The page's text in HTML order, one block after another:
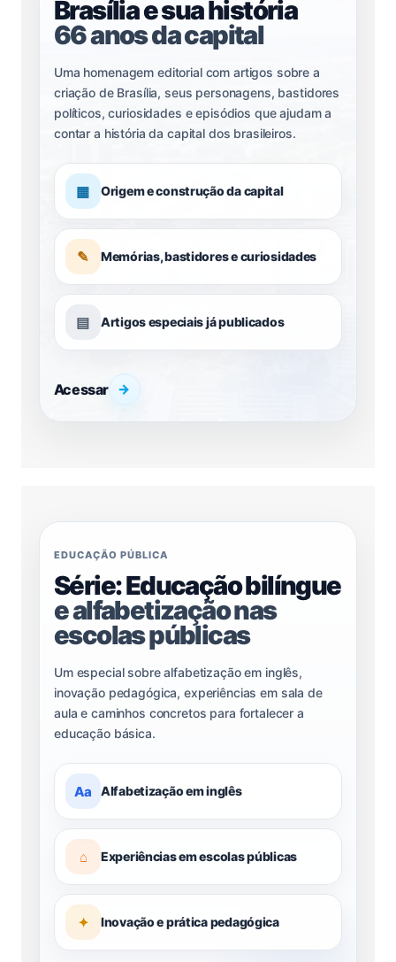
Brasília e sua história
66 anos da capital
Uma homenagem editorial com artigos sobre a
criação de Brasília, seus personagens, bastidores
políticos, curiosidades e episódios que ajudam a
contar a história da capital dos brasileiros.
▦ Origem e construção da capital
✎ Memórias, bastidores e curiosidades
▤ Artigos especiais já publicados
Acessar →
EDUCAÇÃO PÚBLICA
Série: Educação bilíngue
e alfabetização nas
escolas públicas
Um especial sobre alfabetização em inglês,
inovação pedagógica, experiências em sala de
aula e caminhos concretos para fortalecer a
educação básica.
Aa Alfabetização em inglês
⌂ Experiências em escolas públicas
✦ Inovação e prática pedagógica